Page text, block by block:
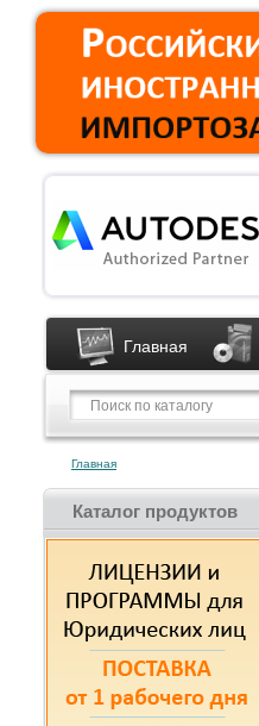
Главная
Главная
Каталог продуктов